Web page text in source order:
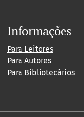
Informações
Para Leitores
Para Autores
Para Bibliotecários